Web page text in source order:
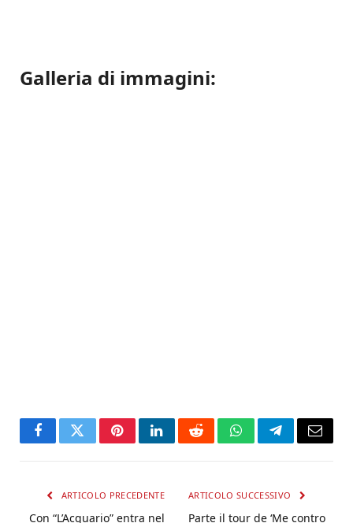
Galleria di immagini:
FacebookTwitterPinterestLinkedInRedditWhatsAppTelegramEmail
ARTICOLO PRECEDENTE
Con “L’Acquario” entra nel
ARTICOLO SUCCESSIVO
Parte il tour de ‘Me contro